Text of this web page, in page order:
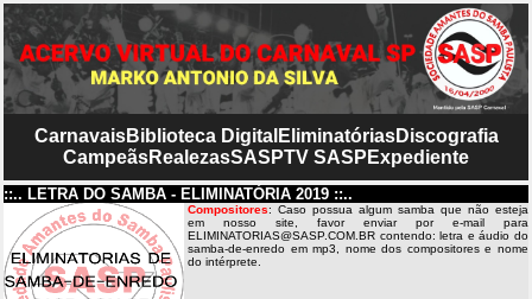
CarnavaisBiblioteca Digital EliminatóriasDiscografia
CampeãsRealezasSASPTV SASP Expediente
::.. LETRA DO SAMBA - ELIMINATÓRIA 2019 ::..
Compositores: Caso possua algum samba que não esteja
em nosso site, favor enviar por e-mail para
ELIMINATORIAS@SASP.COM.BR contendo: letra e áudio do
samba-de-enredo em mp3, nome dos compositores e nome
do intérprete.